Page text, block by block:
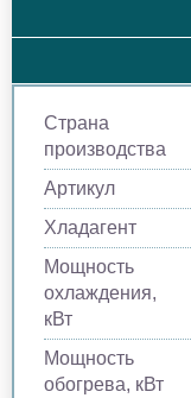
Страна
производства
Артикул
Хладагент
Мощность
охлаждения,
кВт
Мощность
обогрева, кВт